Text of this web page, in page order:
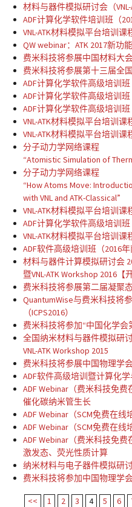
材料与器件模拟研讨会（VNL-
ADF计算化学软件培训班（
VNL-ATK材料模拟平台培训
QW webinar：ATK 2017新功
费米科技将参展中国材料大
费米科技将参展第十三届全
ADF计算化学软件高级培训
ADF计算化学软件高级培训
ADF计算化学软件高级培训
VNL-ATK材料模拟平台培训
VNL-ATK材料模拟平台培训
分子动力学网络课程
“Atomistic Simulation of
分子动力学网络课程
“How Atoms Move:
with VNL and ATK-Classical”
VNL-ATK材料模拟平台培训
ADF计算化学软件高级培训
VNL-ATK材料模拟平台培训
ADF软件高级培训班（2016
材料与器件计算模拟研讨会
暨VNL-ATK Workshop 2016【
费米科技将参展第二届凝聚态
QuantumWise与费米科技将
（ICPS2016）
费米科技将参加“中国化学
全国纳米材料与器件模拟研
VNL-ATK Workshop 2015
费米科技将参展中国物理学
ADF软件高级培训暨计算化
ADF Webinar（费米科技免
催化碳纳米管生长
ADF Webinar（SCM免费在线
ADF Webinar（SCM免费在线
ADF Webinar（费米科技免
激发态、荧光性质计算
纳米材料与电子器件模拟研
费米科技将参加中国物理学
<< 1 2 3 4 5 6